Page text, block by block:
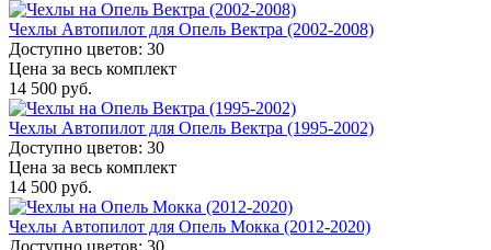
Чехлы Автопилот для Опель Вектра (2002-2008)
Доступно цветов: 30
Цена за весь комплект
14 500 руб.
Чехлы Автопилот для Опель Вектра (1995-2002)
Доступно цветов: 30
Цена за весь комплект
14 500 руб.
Чехлы Автопилот для Опель Мокка (2012-2020)
Доступно цветов: 30